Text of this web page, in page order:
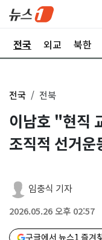
전국 외교 북한
전국 전북
이남호 "현직
조직적 선거
임충식 기자
2026.05.26 오후 02:57
구글에서 뉴스1 즐겨